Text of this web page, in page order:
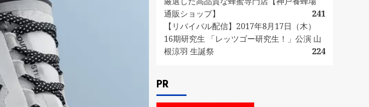
通販ショップ】
241
【リバイバル配信】2017年8月17日（木）
16期研究生 「レッツゴー研究生！」公演 山
根涼羽 生誕祭
224
PR